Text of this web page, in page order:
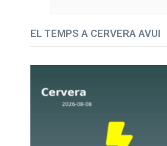
EL TEMPS A CERVERA AVUI